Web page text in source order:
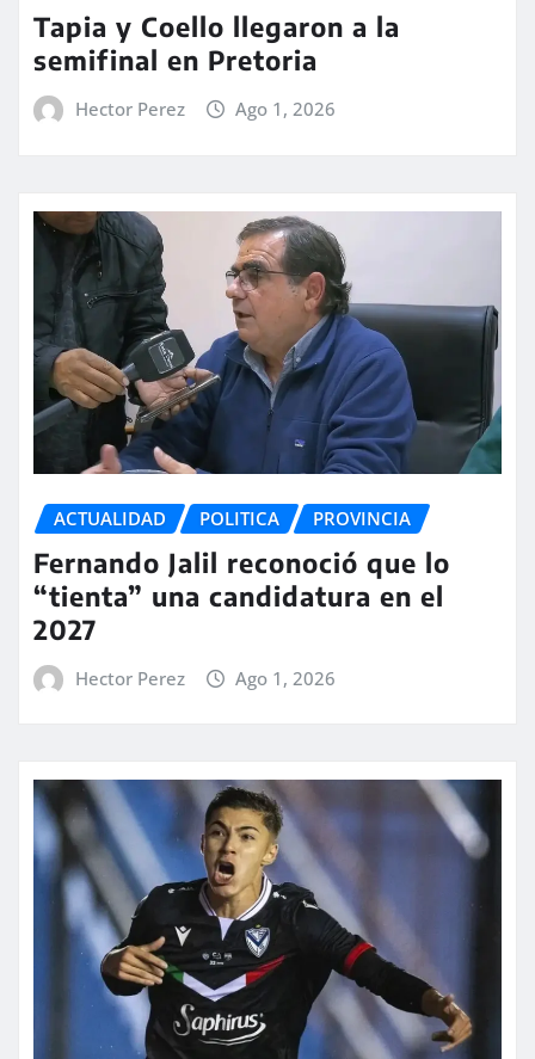
Tapia y Coello llegaron a la
semifinal en Pretoria
Hector Perez Ago 1, 2026
ACTUALIDAD POLITICA PROVINCIA
Fernando Jalil reconoció que lo
“tienta” una candidatura en el
2027
Hector Perez Ago 1, 2026